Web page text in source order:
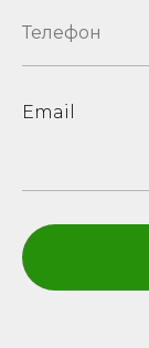
Email